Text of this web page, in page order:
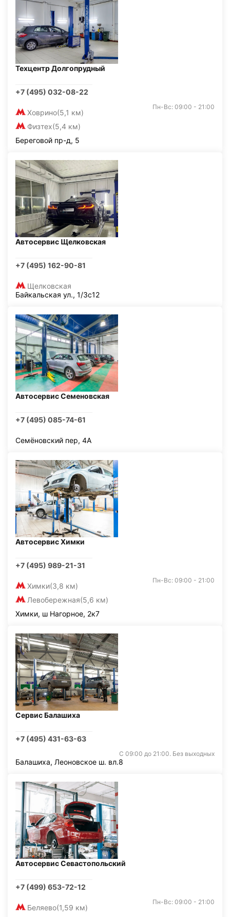
Техцентр Долгопрудный
+7 (495) 032-08-22
Ховрино(5,1 км)
Физтех(5,4 км)
Пн-Вс: 09:00 - 21:00
Береговой пр-д, 5
Автосервис Щелковская
+7 (495) 162-90-81
Щелковская
Байкальская ул., 1/3с12
Автосервис Семеновская
+7 (495) 085-74-61
Семёновский пер, 4А
Автосервис Химки
+7 (495) 989-21-31
Химки(3,8 км)
Левобережная(5,6 км)
Пн-Вс: 09:00 - 21:00
Химки, ш Нагорное, 2к7
Сервис Балашиха
+7 (495) 431-63-63
С 09:00 до 21:00. Без выходных
Балашиха, Леоновское ш. вл.8
Автосервис Севастопольский
+7 (499) 653-72-12
Беляево(1,59 км)
Пн-Вс: 09:00 - 21:00